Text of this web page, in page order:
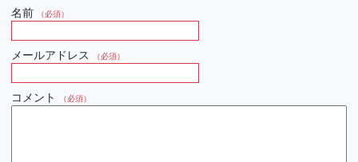
名前 （必須）
メールアドレス （必須）
コメント （必須）